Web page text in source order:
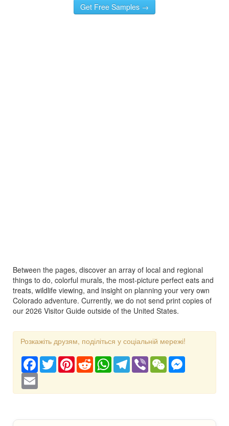
Get Free Samples →
Between the pages, discover an array of local and regional
things to do, colorful murals, the most-picture perfect eats and
treats, wildlife viewing, and insight on planning your very own
Colorado adventure. Currently, we do not send print copies of
our 2026 Visitor Guide outside of the United States.
Розкажіть друзям, поділіться у соціальній мережі!
Facebook
TwitterPinterestRedditWhatsAppTelegram
Viber WeChat